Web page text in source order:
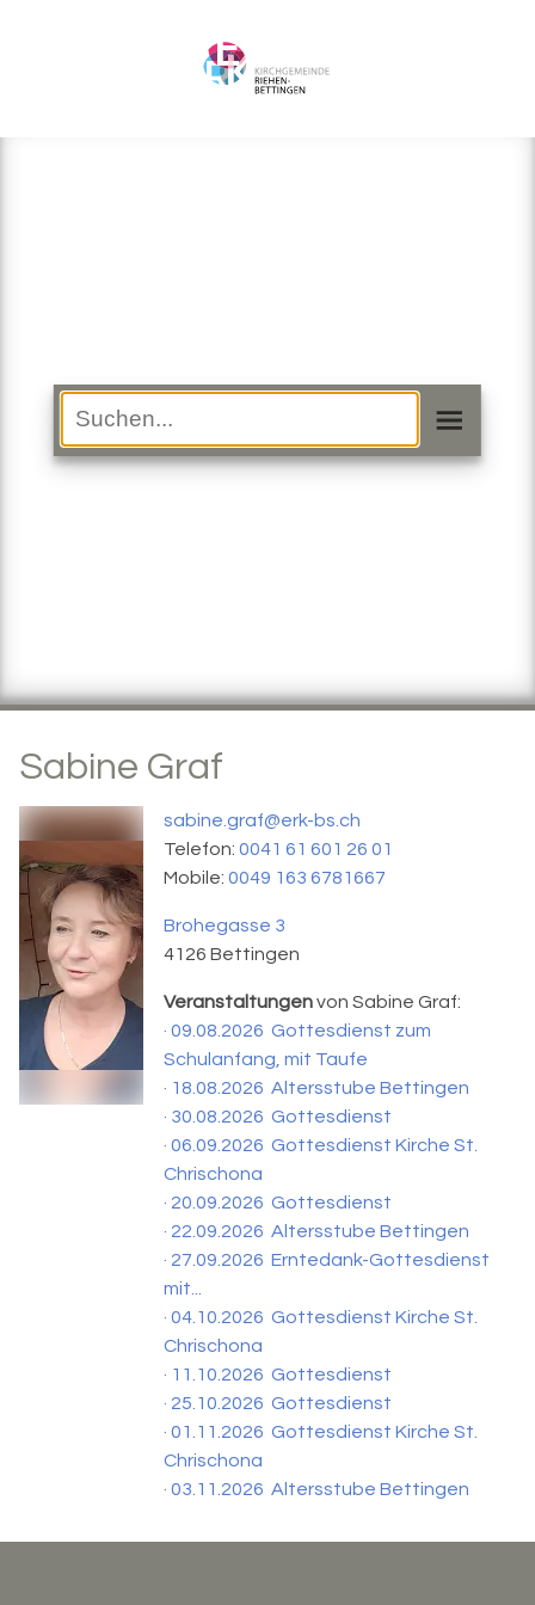
Sabine Graf
sabine.graf@erk-bs.ch
Telefon: 0041 61 601 26 01
Mobile: 0049 163 6781667
Brohegasse 3
4126 Bettingen
Veranstaltungenvon Sabine Graf:
· 09.08.2026 Gottesdienst zum
Schulanfang, mit Taufe
· 18.08.2026 Altersstube Bettingen
· 30.08.2026 Gottesdienst
· 06.09.2026 Gottesdienst Kirche St.
Chrischona
· 20.09.2026 Gottesdienst
· 22.09.2026 Altersstube Bettingen
· 27.09.2026 Erntedank-Gottesdienst
mit...
· 04.10.2026 Gottesdienst Kirche St.
Chrischona
· 11.10.2026 Gottesdienst
· 25.10.2026 Gottesdienst
· 01.11.2026 Gottesdienst Kirche St.
Chrischona
· 03.11.2026 Altersstube Bettingen